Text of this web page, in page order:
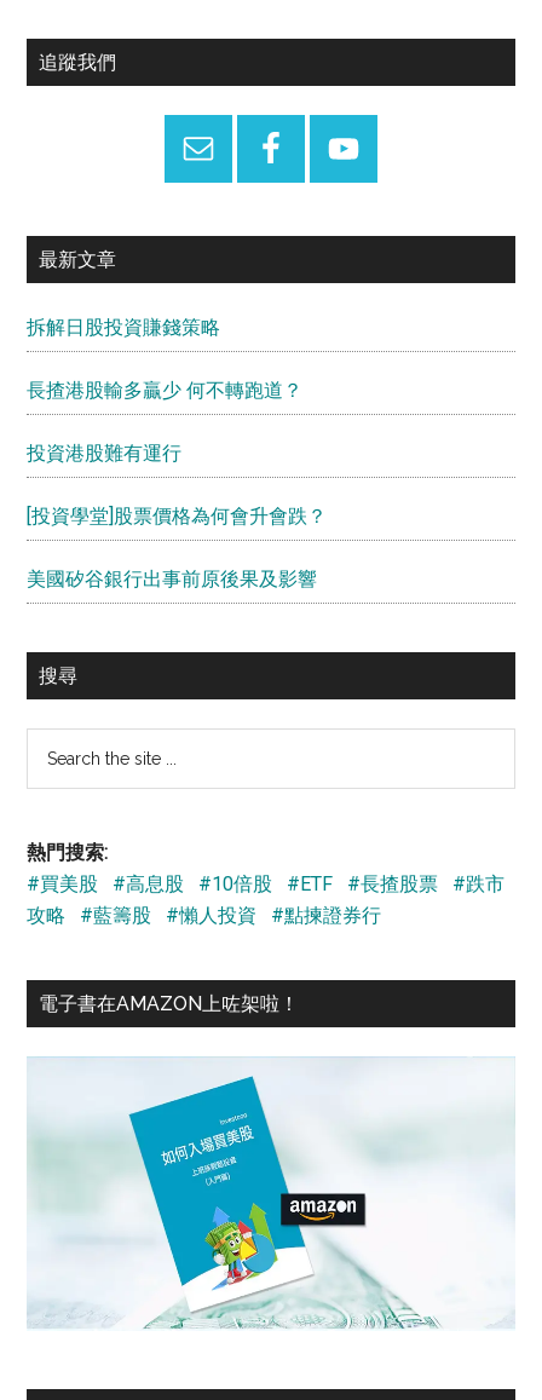
Primary
追蹤我們
最新文章
拆解日股投資賺錢策略
長揸港股輸多贏少 何不轉跑道？
投資港股難有運行
[投資學堂]股票價格為何會升會跌？
美國矽谷銀行出事前原後果及影響
搜尋
...
熱門搜索:
#買美股
#高息股 #10倍股 #ETF #長揸股票
#跌市
攻略
#藍籌股 #懶人投資 #點揀證券行
電子書在AMAZON上咗架啦！